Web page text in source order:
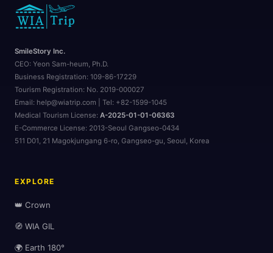
SmileStory Inc.
CEO: Yeon Sam-heum, Ph.D.
Business Registration: 109-86-17229
Tourism Registration: No. 2019-000027
Email: help@wiatrip.com | Tel: +82-1599-1045
Medical Tourism License: A-2025-01-01-06363
E-Commerce License: 2013-Seoul Gangseo-0434
511 D01, 21 Magokjungang 6-ro, Gangseo-gu, Seoul, Korea
EXPLORE
👑 Crown
🧭 WIA GIL
🌍 Earth 180°